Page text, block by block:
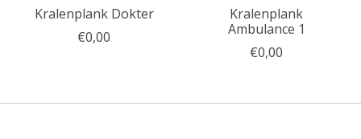
Kralenplank Dokter
€0,00
Kralenplank
Ambulance 1
€0,00